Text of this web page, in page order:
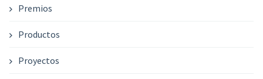
Premios
Productos
Proyectos